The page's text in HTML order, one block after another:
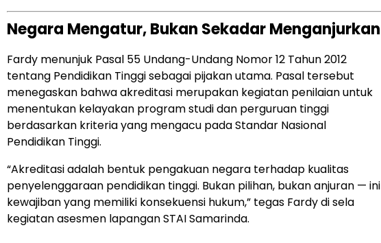
Negara Mengatur, Bukan Sekadar Menganjurkan
Fardy menunjuk Pasal 55 Undang-Undang Nomor 12 Tahun 2012
tentang Pendidikan Tinggi sebagai pijakan utama. Pasal tersebut
menegaskan bahwa akreditasi merupakan kegiatan penilaian untuk
menentukan kelayakan program studi dan perguruan tinggi
berdasarkan kriteria yang mengacu pada Standar Nasional
Pendidikan Tinggi.
“Akreditasi adalah bentuk pengakuan negara terhadap kualitas
penyelenggaraan pendidikan tinggi. Bukan pilihan, bukan anjuran — ini
kewajiban yang memiliki konsekuensi hukum,” tegas Fardy di sela
kegiatan asesmen lapangan STAI Samarinda.